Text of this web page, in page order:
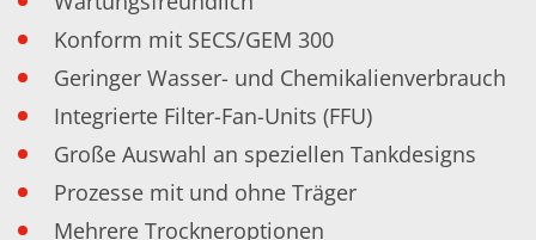
Kontaktformular Lieferant
Kontaktformular
Kontaktformular Service
Internationale Kontakte
Kontakt Customer Service
Expert Blog
Konform mit SECS/GEM 300
Geringer Wasser- und Chemikalienverbrauch
Integrierte Filter-Fan-Units (FFU)
Große Auswahl an speziellen Tankdesigns
Prozesse mit und ohne Träger
Mehrere Trockneroptionen